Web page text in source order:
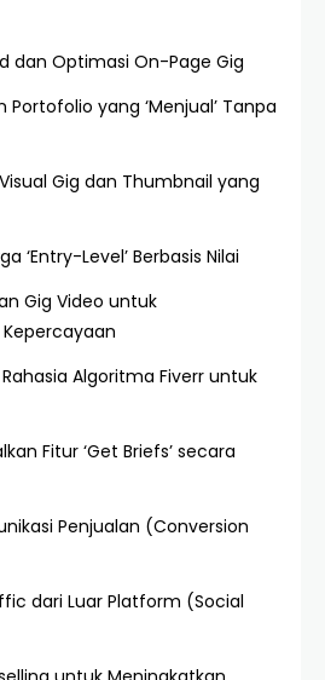
dan Optimasi On-Page Gig
Portofolio yang ‘Menjual’ Tanpa
Gig dan Thumbnail yang
‘Entry-Level’ Berbasis Nilai
Gig Video untuk
Algoritma Fiverr untuk
Fitur ‘Get Briefs’ secara
Penjualan (Conversion
dari Luar Platform (Social